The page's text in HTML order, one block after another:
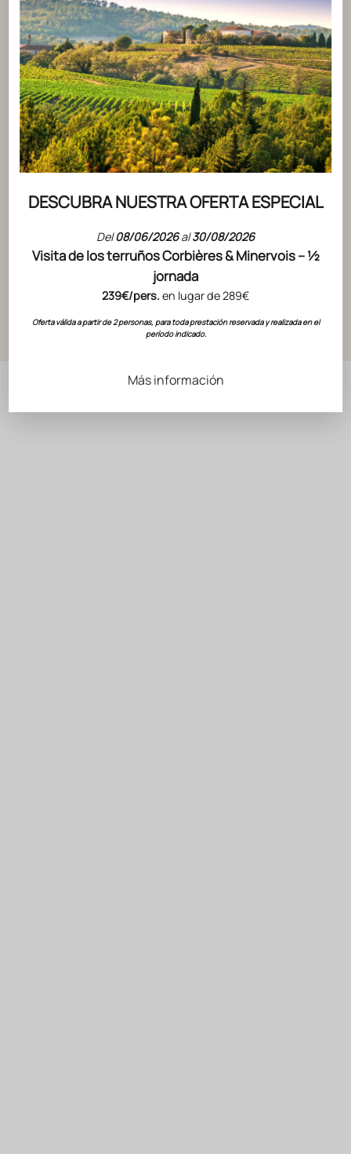
DESCUBRA NUESTRA OFERTA ESPECIAL
Del08/06/2026al30/08/2026
Visita de los terruños Corbières & Minervois – ½
jornada
239€/pers. en lugar de 289€
Oferta válida a partir de 2 personas, para toda prestación reservada y realizada en el
período indicado.
Más información
AÑADA 2019 - TENDENCIAS Y
PERSPECTIVAS EN LOS VIÑEDOS
GÉRARD BERTRAND
LEER EL ARTÍCULO
LA
LEER EL